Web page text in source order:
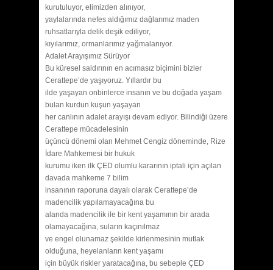
kurutuluyor, elimizden alınıyor,
yaylalarında nefes aldığımız dağlarımız maden
ruhsatlarıyla delik deşik ediliyor,
kıyılarımız, ormanlarımız yağmalanıyor.
Adalet Arayışımız Sürüyor
Bu küresel saldırının en acımasız biçimini bizler
Cerattepe’de yaşıyoruz. Yıllardır bu
ilde yaşayan onbinlerce insanın ve bu doğada yaşam
bulan kurdun kuşun yaşayan
her canlının adalet arayışı devam ediyor. Bilindiği üzere
Cerattepe mücadelesinin
üçüncü dönemi olan Mehmet Cengiz döneminde, Rize
İdare Mahkemesi bir hukuk
kurumu iken ilk ÇED olumlu kararının iptali için açılan
davada mahkeme 7 bilim
insanının raporuna dayalı olarak Cerattepe’de
madencilik yapılamayacağına bu
alanda madencilik ile bir kent yaşamının bir arada
olamayacağına, suların kaçınılmaz
ve engel olunamaz şekilde kirlenmesinin mutlak
olduğuna, heyelanların kent yaşamı
için büyük riskler yaratacağına, bu sebeple ÇED